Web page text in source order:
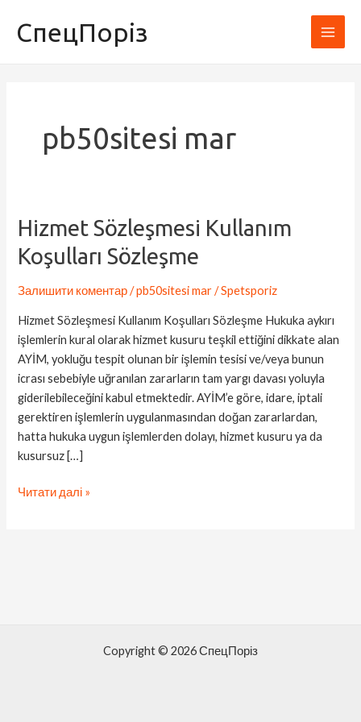
СпецПоріз
Main
pb50sitesi mar
Hizmet Sözleşmesi Kullanım
Koşulları Sözleşme
Залишити коментар /pb50sitesi mar/Spetsporiz
Hizmet Sözleşmesi Kullanım Koşulları Sözleşme Hukuka aykırı
işlemlerin kural olarak hizmet kusuru teşkil ettiğini dikkate alan
AYİM, yokluğu tespit olunan bir işlemin tesisi ve/veya bunun
icrası sebebiyle uğranılan zararların tam yargı davası yoluyla
giderilebileceğini kabul etmektedir. AYİM’e göre, idare, iptali
gerektiren işlemlerin uygulanmasından doğan zararlardan,
hatta hukuka uygun işlemlerden dolayı, hizmet kusuru ya da
kusursuz […]
Hizmet
Kullanım
Читати далі »
Copyright © 2026 СпецПоріз